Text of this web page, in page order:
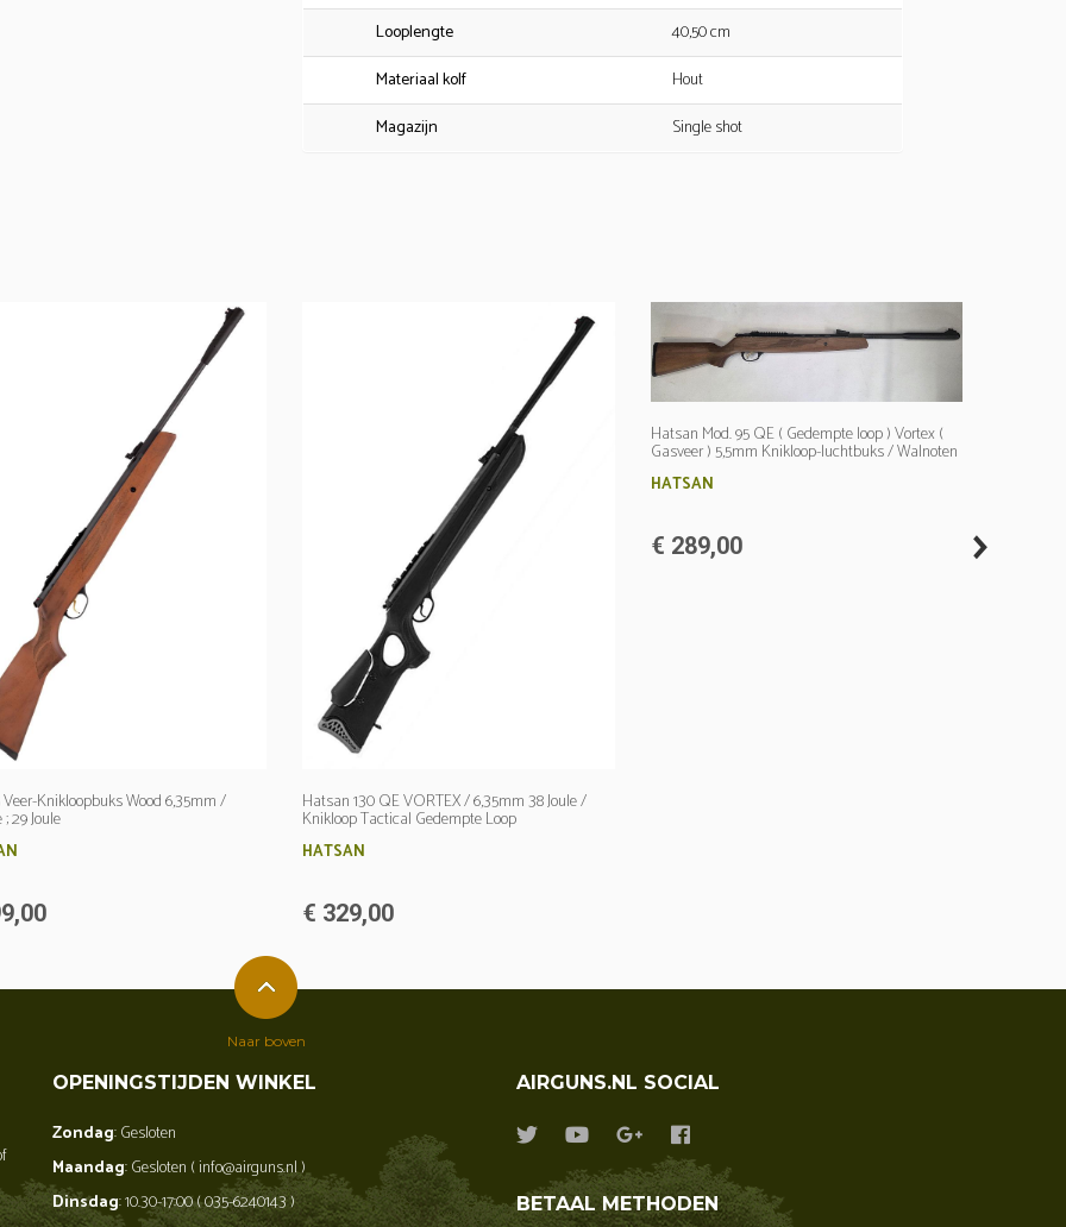
Looplengte
40,50 cm
Materiaal kolf
Hout
Magazijn
Single shot
Veer-Knikloopbuks Wood 6,35mm /
29 Joule
Hatsan 130 QE VORTEX / 6,35mm 38 Joule /
Knikloop Tactical Gedempte Loop
HATSAN
€ 329,00
Hatsan Mod. 95 QE ( Gedempte loop ) Vortex (
Gasveer ) 5,5mm Knikloop-luchtbuks / Walnoten
houten kolf /Energie ; 28 Joule
HATSAN
€ 289,00
OPENINGSTIJDEN WINKEL
Zondag: Gesloten
Maandag: Gesloten ( info@airguns.nl )
Dinsdag: 10.30-17:00 ( 035-6240143 )
AIRGUNS.NL SOCIAL
BETAAL METHODEN
Naar boven